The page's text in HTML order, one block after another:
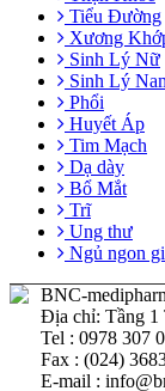
Tiểu Đường
Xương
Sinh Lý Nữ
Sinh Lý
Phổi
Huyết Áp
Tim Mạch
Dạ dày
Bổ Mắt
Trĩ
Ung thư
Ngủ ngon
BNC-
Địa chỉ: Tầng 1
Tel : 0978 307
Fax : (024)
E-mail :